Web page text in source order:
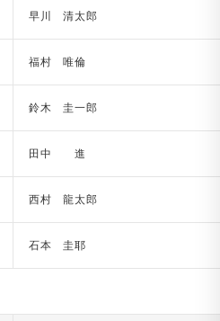
早川 清太郎
福村 唯倫
鈴木 圭一郎
田中 進
西村 龍太郎
石本 圭耶